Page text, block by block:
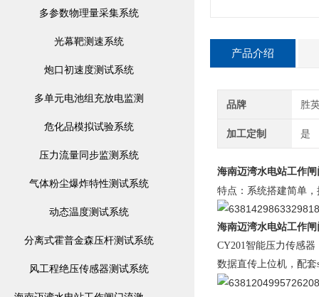
多参数物理量采集系统
光幕靶测速系统
炮口初速度测试系统
多单元电池组充放电监测
危化品模拟试验系统
压力流量同步监测系统
气体粉尘爆炸特性测试系统
动态温度测试系统
分离式霍普金森压杆测试系统
风工程绝压传感器测试系统
产品介绍
品牌 胜
加工定制 是
海南迈湾水电站工作
特点：系统搭建简单
海南迈湾水电站工作
CY201智能压力传感器
数据直传上位机，配套